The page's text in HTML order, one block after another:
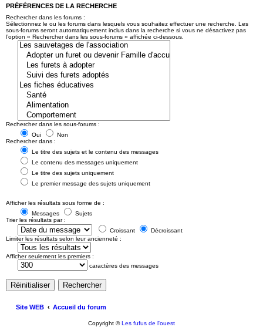
PRÉFÉRENCES DE LA RECHERCHE
Rechercher dans les forums :
Sélectionnez le ou les forums dans lesquels vous souhaitez effectuer une recherche. Les
sous-forums seront automatiquement inclus dans la recherche si vous ne désactivez pas
l’option « Rechercher dans les sous-forums » affichée ci-dessous.
Rechercher dans les sous-forums :
Oui
Non
Rechercher dans :
Le titre des sujets et le contenu des messages
Le contenu des messages uniquement
Le titre des sujets uniquement
Le premier message des sujets uniquement
Afficher les résultats sous forme de :
Messages
Sujets
Trier les résultats par :
Croissant
Décroissant
Limiter les résultats selon leur ancienneté :
Afficher seulement les premiers :
caractères des messages
Site WEB Accueil du forum
Copyright ©Les fufus de l'ouest